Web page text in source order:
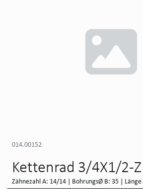
014.00152
Kettenrad 3/4X1/2-
Zähnezahl A: 14/14 | BohrungsØ B: 35 | Länge